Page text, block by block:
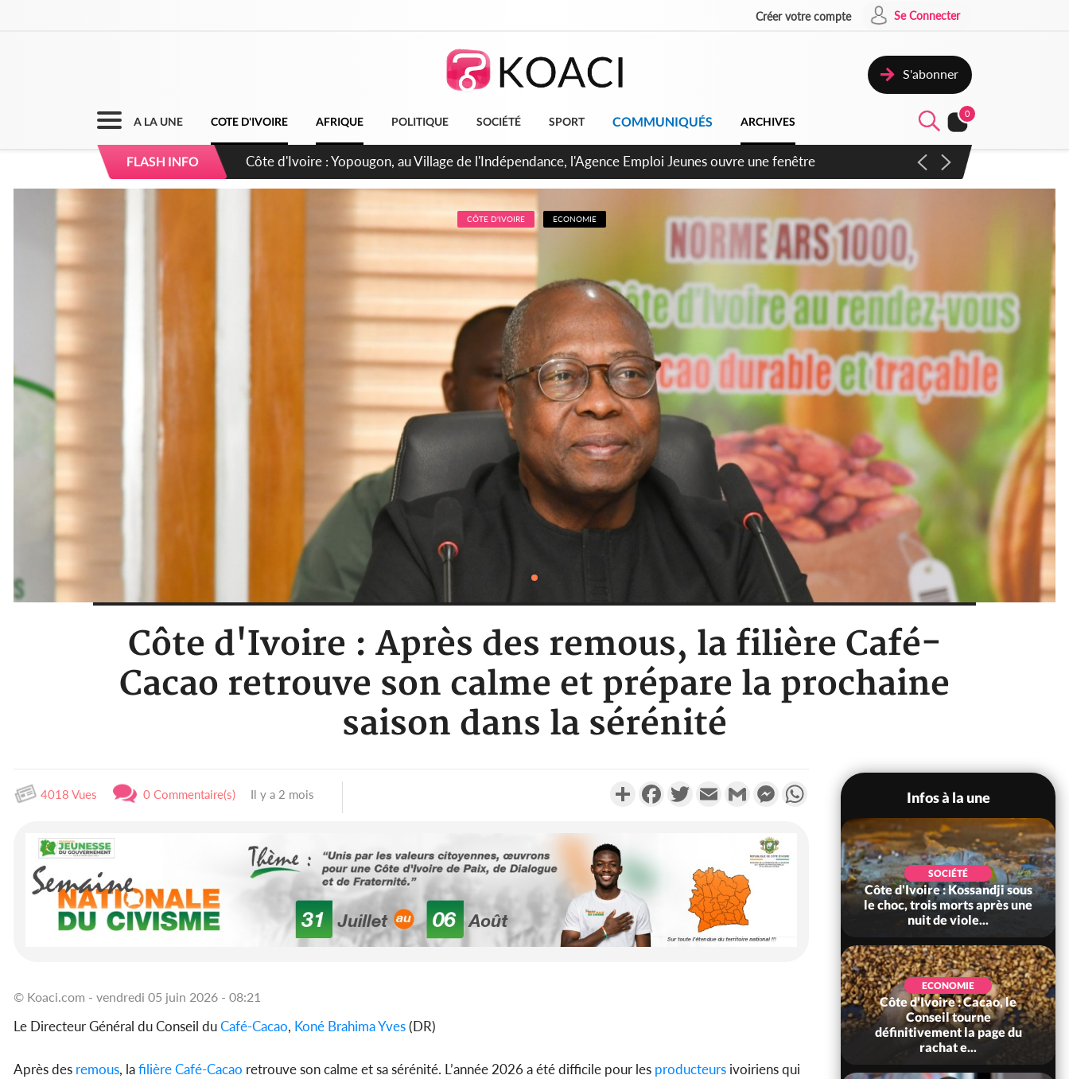
Créer votre compte Se Connecter
S'abonner
A LA UNE COTE D'IVOIRE AFRIQUE POLITIQUE SOCIÉTÉ SPORT COMMUNIQUÉS ARCHIVES
0
FLASH INFO
Côte d'Ivoire : CHU de Treichville, après la fronde, les agents contractuels obtiennent un accord avec la
direction sur les arriérés du SMIG 2023
CÔTE D'IVOIRE ECONOMIE
Côte d'Ivoire : Après des remous, la filière Café-
Cacao retrouve son calme et prépare la prochaine
saison dans la sérénité
4018 Vues 0 Commentaire(s) Il y a 2 mois PartagerFacebookTwitterEmail Gmail MessengerWhatsApp
© Koaci.com - vendredi 05 juin 2026 - 08:21
Le Directeur Général du Conseil duCafé-Cacao, Koné Brahima Yves(DR)
Après des remous, lafilièreCafé-Cacao retrouve son calme et sa sérénité. L’année 2026 a été difficile pour les producteurs ivoiriens qui
Infos à la une
POLITIQUE
Côte d'Ivoire : Indépendance
2026, Yopougon coeur
battant de la célébration...
SOCIÉTÉ
Côte d'Ivoire : Kossandji sous
le choc, trois morts après une
nuit de viole...
ECONOMIE
Côte d'Ivoire : Cacao, le
Conseil tourne
définitivement la page du
rachat e...